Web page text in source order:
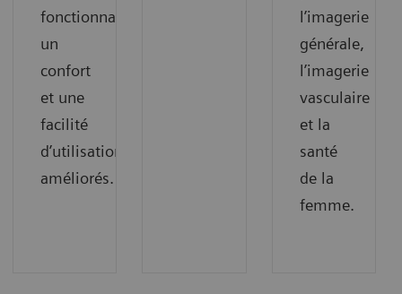
fonctionnalités,
un
confort
et une
facilité
d’utilisation
améliorés.
l’imagerie
générale,
l’imagerie
vasculaire
et la
santé
de la
femme.